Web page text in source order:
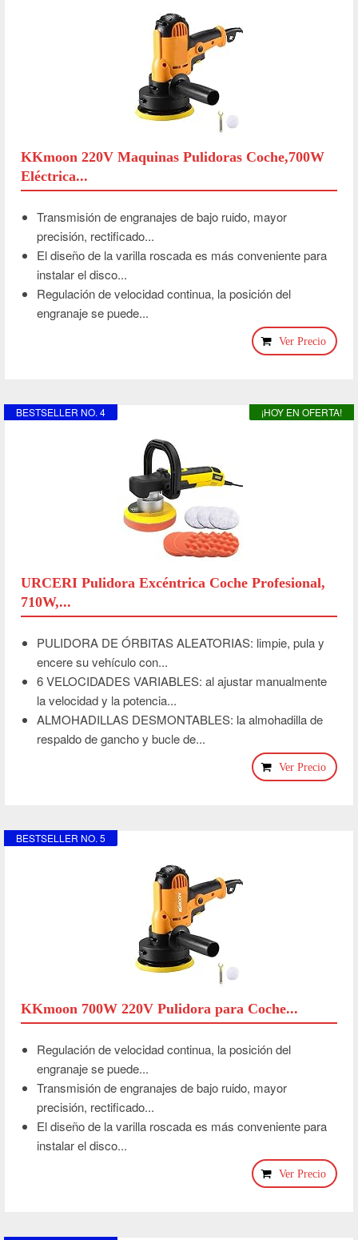
KKmoon 220V Maquinas Pulidoras Coche,700W
Eléctrica...
Transmisión de engranajes de bajo ruido, mayor
precisión, rectificado...
El diseño de la varilla roscada es más conveniente para
instalar el disco...
Regulación de velocidad continua, la posición del
engranaje se puede...
Ver Precio
¡HOY EN OFERTA!
BESTSELLER NO. 4
URCERI Pulidora Excéntrica Coche Profesional,
710W,...
PULIDORA DE ÓRBITAS ALEATORIAS: limpie, pula y
encere su vehículo con...
6 VELOCIDADES VARIABLES: al ajustar manualmente
la velocidad y la potencia...
ALMOHADILLAS DESMONTABLES: la almohadilla de
respaldo de gancho y bucle de...
Ver Precio
BESTSELLER NO. 5
KKmoon 700W 220V Pulidora para Coche...
Regulación de velocidad continua, la posición del
engranaje se puede...
Transmisión de engranajes de bajo ruido, mayor
precisión, rectificado...
El diseño de la varilla roscada es más conveniente para
instalar el disco...
Ver Precio